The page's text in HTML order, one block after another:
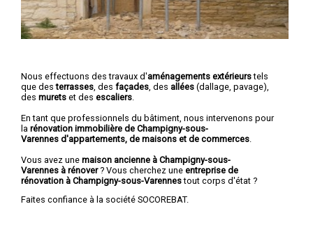
Nous effectuons des travaux d'aménagements extérieurstels
que desterrasses , des façades , des allées (dallage, pavage),
des murets et des escaliers
En tant que professionnels du bâtiment, nous intervenons pour
la rénovation immobilière de Champigny-sous-
Varennes d'appartements, de maisons et de commerces
Vous avez une maison ancienne à Champigny-sous-
Varennes à rénover? Vous cherchez une entreprise de
rénovation à Champigny-sous-Varennestout corps d'état ?
Faites confiance à la société SOCOREBAT.